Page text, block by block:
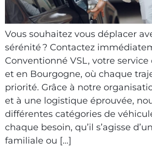
Vous souhaitez vous déplacer
sérénité ? Contactez
Conventionné VSL, votre service
et en Bourgogne, où chaque
priorité. Grâce à notre
et à une logistique éprouvée,
différentes catégories de
chaque besoin, qu’il s’agisse
familiale ou […]